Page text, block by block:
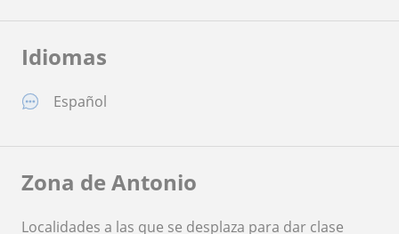
Idiomas
Español
Zona de Antonio
Localidades a las que se desplaza para dar clase